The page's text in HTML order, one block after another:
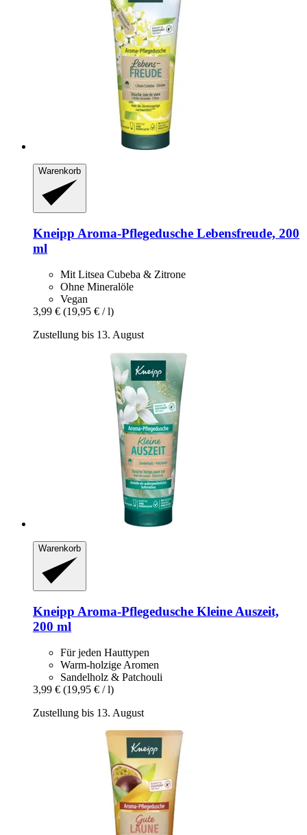
Warenkorb
Kneipp Aroma-​Pflegedusche Lebensfreude, 200
ml
Mit Litsea Cubeba & Zitrone
Ohne Mineralöle
Vegan
3,99 € (19,95 € / l)
Zustellung bis 13. August
Warenkorb
Kneipp Aroma-​Pflegedusche Kleine Auszeit,
200 ml
Für jeden Hauttypen
Warm-holzige Aromen
Sandelholz & Patchouli
3,99 € (19,95 € / l)
Zustellung bis 13. August